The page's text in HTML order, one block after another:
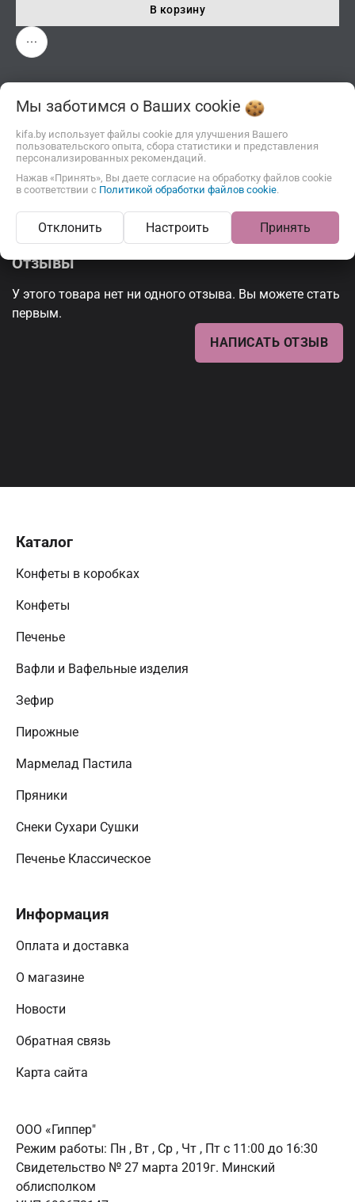
В корзину
Описание Отзывы
Отзывы
У этого товара нет ни одного отзыва. Вы можете стать
первым.
НАПИСАТЬ ОТЗЫВ
Каталог
Конфеты в коробках
Конфеты
Печенье
Вафли и Вафельные изделия
Зефир
Пирожные
Мармелад Пастила
Пряники
Снеки Сухари Сушки
Печенье Классическое
Информация
Оплата и доставка
О магазине
Новости
Обратная связь
Карта сайта
ООО «Гиппер"
Режим работы: Пн , Вт , Ср , Чт , Пт c 11:00 до 16:30
Свидетельство № 27 марта 2019г. Минский
облисполком
Мы заботимся о Ваших cookie
kifa.by использует файлы cookie для улучшения Вашего
пользовательского опыта, сбора статистики и представления
персонализированных рекомендаций.
Нажав «Принять», Вы даете согласие на обработку файлов cookie
в соответствии с Политикой обработки файлов cookie.
Отклонить Настроить Принять